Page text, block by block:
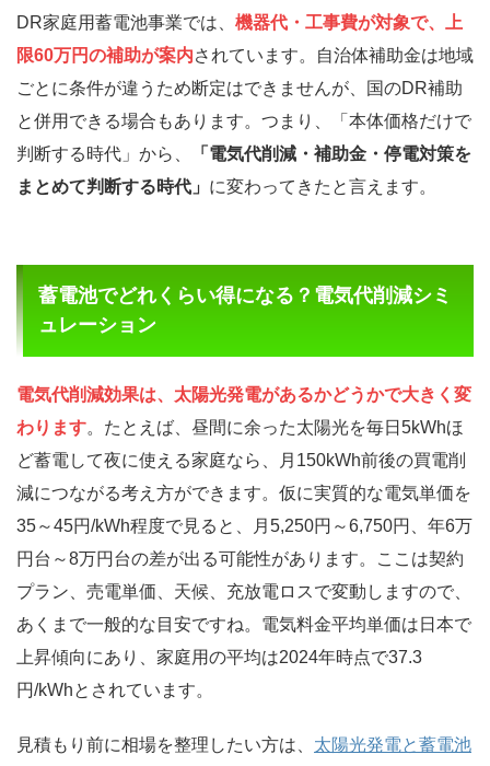
DR家庭用蓄電池事業では、 機器代・工事費が対象で、上
限60万円の補助が案内されています。自治体補助金は地域
ごとに条件が違うため断定はできませんが、国のDR補助
と併用できる場合もあります。つまり、「本体価格だけで
判断する時代」から、
「電気代削減・補助金・停電対策を
まとめて判断する時代」 に変わってきたと言えます。
蓄電池でどれくらい得になる？電気代削減シミ
ュレーション
電気代削減効果は、太陽光発電があるかどうかで大きく変
わります。たとえば、昼間に余った太陽光を毎日5kWhほ
ど蓄電して夜に使える家庭なら、月150kWh前後の買電削
減につながる考え方ができます。仮に実質的な電気単価を
35～45円/kWh程度で見ると、月5,250円～6,750円、年6万
円台～8万円台の差が出る可能性があります。ここは契約
プラン、売電単価、天候、充放電ロスで変動しますので、
あくまで一般的な目安ですね。電気料金平均単価は日本で
上昇傾向にあり、家庭用の平均は2024年時点で37.3
円/kWhとされています。
見積もり前に相場を整理したい方は、 太陽光発電と蓄電池